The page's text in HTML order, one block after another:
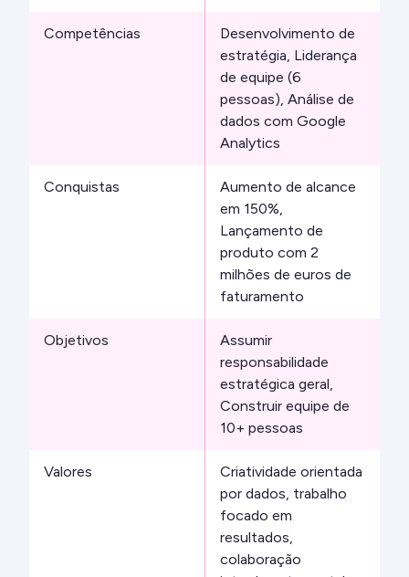
Competências
Desenvolvimento de
estratégia, Liderança
de equipe (6
pessoas), Análise de
dados com Google
Analytics
Conquistas
Aumento de alcance
em 150%,
Lançamento de
produto com 2
milhões de euros de
faturamento
Objetivos
Assumir
responsabilidade
estratégica geral,
Construir equipe de
10+ pessoas
Valores
Criatividade orientada
por dados, trabalho
focado em
resultados,
colaboração